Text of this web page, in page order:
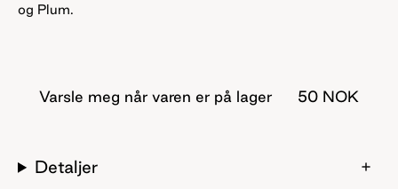
og Plum.
Varsle meg når varen er på lager 50 NOK
Detaljer